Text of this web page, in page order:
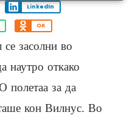
LinkedIn
OK
се засолни во
наутро откако
полетаа за да
кон Вилнус. Во